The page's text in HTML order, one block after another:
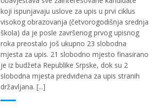
koji ispunjavaju uslove za upis u prvi ciklus
visokog obrazovanja (četvorogodišnja srednja
škola) da je posle završenog prvog upisnog
roka preostalo još ukupno 23 slobodna
mjesta za upis. 21 slobodno mjesto finasirano
je iz budžeta Republike Srpske, dok su 2
slobodna mjesta predviđena za upis stranih
državljana. [...]